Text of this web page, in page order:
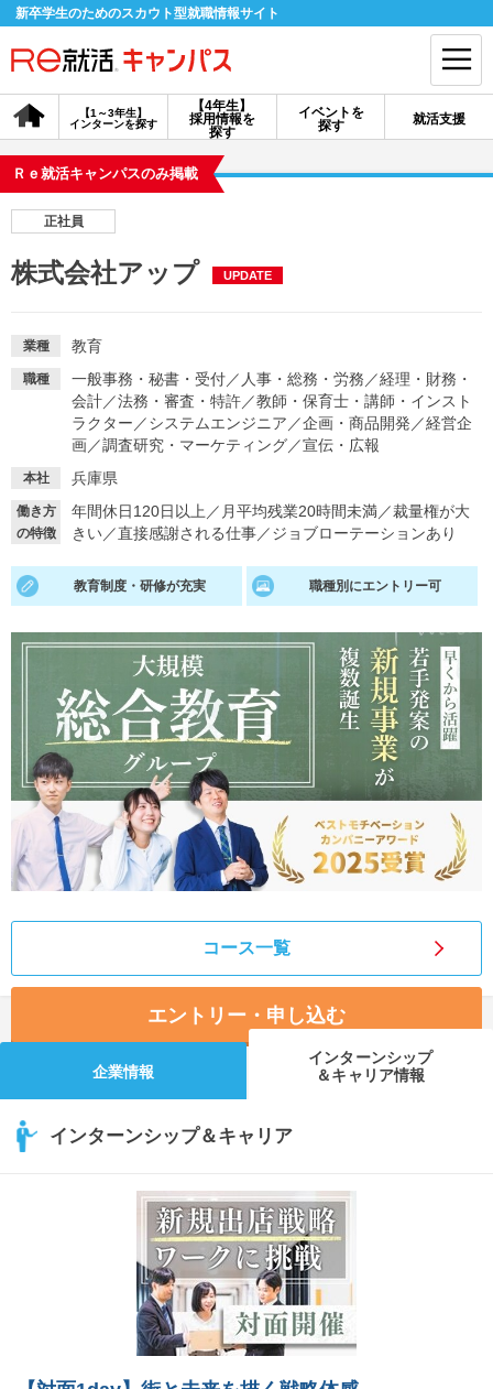
新卒学生のためのスカウト型就職情報サイト
【4年生】
採用情報を
探す
【1～3年生】
インターンを探す
イベントを
探す
就活支援
会員登録 ログイン
探す
イベントを探す スカウト お知らせ
就活ノウハウ・サポート
就活支援
就活ノウハウが満載！
就活コラム
お役立ち記事・相談室など
あなたに合う仕事を診断！ 動画で対策講座をチェック
就活ニュースペーパー
就活時事ニュースを更新
よくある質問
不明点があればこちら
Ｒｅ就活キャンパスのみ掲載
正社員
株式会社アップ UPDATE
業種 教育
職種 一般事務・秘書・受付／ 人事・総務・労務 ／経理・財務・
会計／法務・審査・特許／教師・保育士・講師・インスト
ラクター ／システムエンジニア ／企画・商品開発 ／経営企
画／調査研究・マーケティング／宣伝・広報
本社 兵庫県
働き方
の特徴
年間休日120日以上 ／ 月平均残業20時間未満／裁量権が大
きい／直接感謝される仕事／ジョブローテーションあり
教育制度・研修が充実 職種別にエントリー可
コース一覧
エントリー・申し込む
企業情報
インターンシップ
＆キャリア情報
インターンシップ＆キャリア